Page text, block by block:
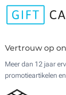
Vertrouw op
Meer dan 12 jaar
promotieartikelen